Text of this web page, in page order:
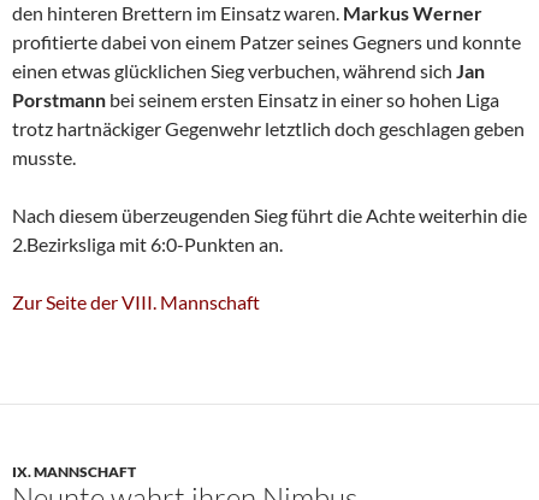
den hinteren Brettern im Einsatz waren. Markus Werner
profitierte dabei von einem Patzer seines Gegners und konnte
einen etwas glücklichen Sieg verbuchen, während sich Jan
Porstmann bei seinem ersten Einsatz in einer so hohen Liga
trotz hartnäckiger Gegenwehr letztlich doch geschlagen geben
musste.
Nach diesem überzeugenden Sieg führt die Achte weiterhin die
2.Bezirksliga mit 6:0-Punkten an.
Zur Seite der VIII. Mannschaft
IX. MANNSCHAFT